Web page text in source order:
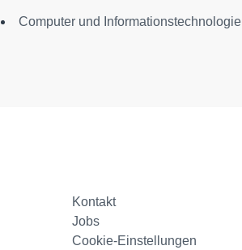
Computer und Informationstechnologie
Kontakt
Jobs
Cookie-Einstellungen